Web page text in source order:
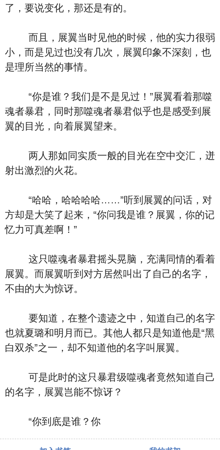
了，要说变化，那还是有的。
而且，展翼当时见他的时候，他的实力很弱
小，而是见过也没有几次，展翼印象不深刻，也
是理所当然的事情。
“你是谁？我们是不是见过！”展翼看着那噬
魂者暴君，同时那噬魂者暴君似乎也是感受到展
翼的目光，向着展翼望来。
两人那如同实质一般的目光在空中交汇，迸
射出激烈的火花。
“哈哈，哈哈哈哈……”听到展翼的问话，对
方却是大笑了起来，“你问我是谁？展翼，你的记
忆力可真差啊！”
这只噬魂者暴君摇头晃脑，充满同情的看着
展翼。而展翼听到对方居然叫出了自己的名字，
不由的大为惊讶。
要知道，在整个遗迹之中，知道自己的名字
也就夏璐和明月而已。其他人都只是知道他是“黑
白双杀”之一，却不知道他的名字叫展翼。
可是此时的这只暴君级噬魂者竟然知道自己
的名字，展翼岂能不惊讶？
“你到底是谁？你